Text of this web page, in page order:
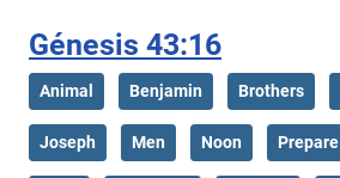
Génesis 43:16
Animal Benjamin Brothers
Joseph Men Noon Prepare